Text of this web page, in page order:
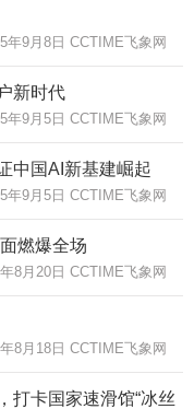
年9月8日 CCTIME飞象网
新时代
年9月5日 CCTIME飞象网
中国AI新基建崛起
年9月5日 CCTIME飞象网
燃爆全场
8月20日 CCTIME飞象网
8月18日 CCTIME飞象网
打卡国家速滑馆“冰丝